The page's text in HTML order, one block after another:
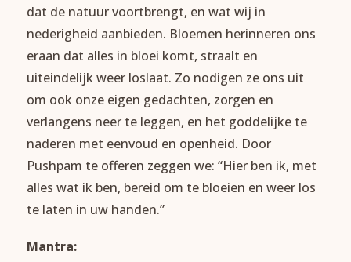
dat de natuur voortbrengt, en wat wij in
nederigheid aanbieden. Bloemen herinneren ons
eraan dat alles in bloei komt, straalt en
uiteindelijk weer loslaat. Zo nodigen ze ons uit
om ook onze eigen gedachten, zorgen en
verlangens neer te leggen, en het goddelijke te
naderen met eenvoud en openheid. Door
Pushpam te offeren zeggen we: “Hier ben ik, met
alles wat ik ben, bereid om te bloeien en weer los
te laten in uw handen.”
Mantra: